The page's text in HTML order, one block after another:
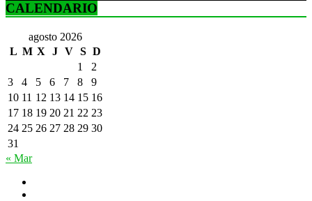
CALENDARIO
agosto 2026
L M X J V S D
1
2
3
4 5 6 7 8
9
10 11 12 13 14 15 16
17 18 19 20 21 22 23
24 25 26 27 28 29 30
31
« Mar